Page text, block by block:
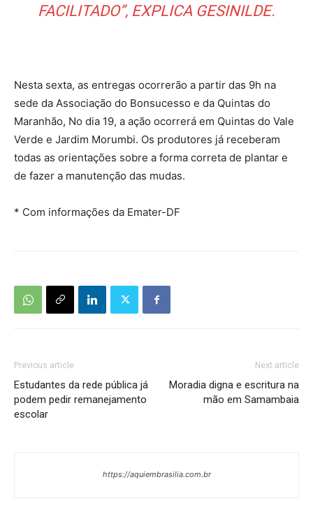
FACILITADO”, EXPLICA GESINILDE.
Nesta sexta, as entregas ocorrerão a partir das 9h na
sede da Associação do Bonsucesso e da Quintas do
Maranhão, No dia 19, a ação ocorrerá em Quintas do Vale
Verde e Jardim Morumbi. Os produtores já receberam
todas as orientações sobre a forma correta de plantar e
de fazer a manutenção das mudas.
* Com informações da Emater-DF
Previous article
Estudantes da rede pública já
podem pedir remanejamento
escolar
Next article
Moradia digna e escritura na
mão em Samambaia
https://aquiembrasilia.com.br